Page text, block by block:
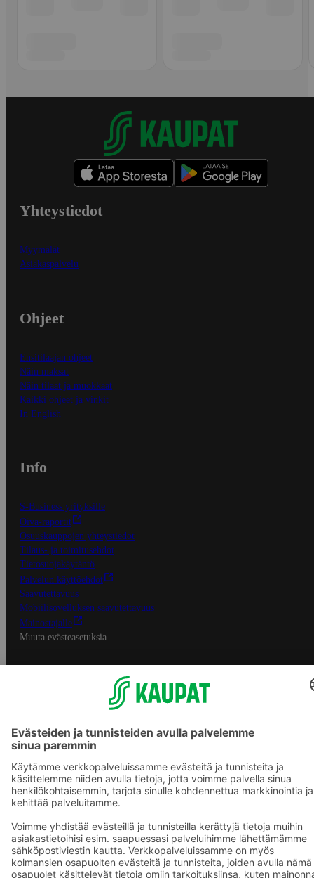
Yhteystiedot
Myymälät
Asiakaspalvelu
Ohjeet
Ensitilaajan ohjeet
Näin maksat
Näin tilaat ja muokkaat
Kaikki ohjeet ja vinkit
In English
Info
S-Business yrityksille
Oiva-raportit
Osuuskauppojen yhteystiedot
Tilaus- ja toimitusehdot
Tietosuojakäytäntö
Palvelun käyttöehdot
Saavutettavuus
Mobiilisovelluksen saavutettavuus
Mainostajalle
Muuta evästeasetuksia
S-ryhmän palvelut
S-ryhmä
Asiakasomistajuus
Yhteishyvä Ruoka -sovellus
S-ostoslista -sovellus
Prisma.fi
Sokos.fi
S-Pankki
Yhteishyvä
Sokos Hotels
Raflaamo